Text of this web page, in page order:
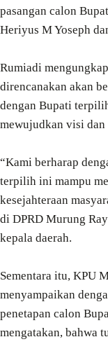
pasangan calon
Heriyus M Yoseph
Rumiadi
direncanakan akan
dengan Bupati
mewujudkan visi
“Kami berharap
terpilih ini mampu
kesejahteraan
di DPRD Murung
kepala daerah.
Sementara itu, KPU
menyampaikan
penetapan calon
mengatakan, bahwa